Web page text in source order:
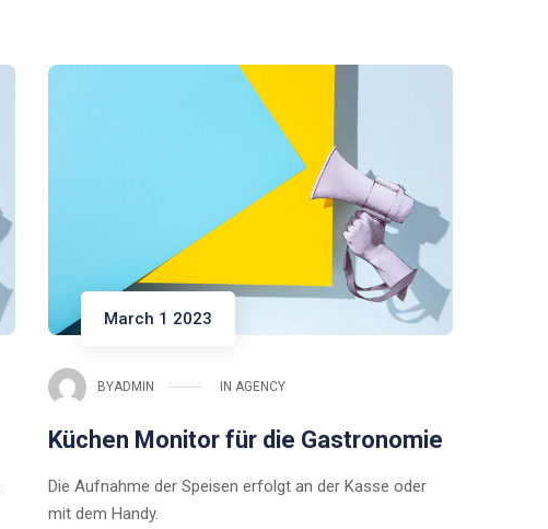
March 1 2023
BYADMIN IN AGENCY
Küchen Monitor für die Gastronomie
Die Aufnahme der Speisen erfolgt an der Kasse oder
mit dem Handy.